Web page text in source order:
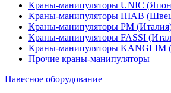
Краны-манипуляторы UNIC
Краны-манипуляторы HIAB
Краны-манипуляторы PM
Краны-манипуляторы FASSI
Краны-манипуляторы KANGLIM
Прочие краны-манипуляторы
Навесное оборудование